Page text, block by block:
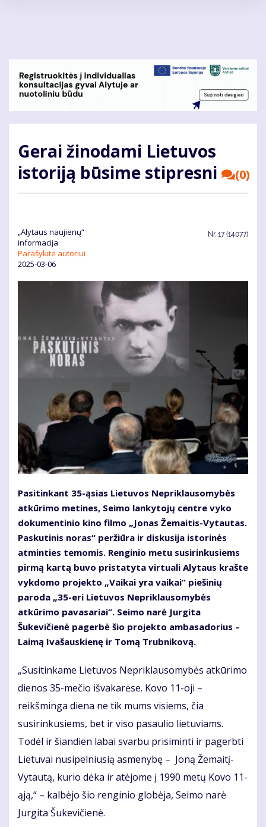
Gerai žinodami Lietuvos
istoriją būsime stipresni
(0)
„Alytaus naujienų“
informacija
Parašykite autoriui
2025-03-06
Nr. 17 (14077)
Pasitinkant 35-ąsias Lietuvos Nepriklausomybės
atkūrimo metines, Seimo lankytojų centre vyko
dokumentinio kino filmo „Jonas Žemaitis-Vytautas.
Paskutinis noras“ peržiūra ir diskusija istorinės
atminties temomis. Renginio metu susirinkusiems
pirmą kartą buvo pristatyta virtuali Alytaus krašte
vykdomo projekto „Vaikai yra vaikai“ piešinių
paroda „35-eri Lietuvos Nepriklausomybės
atkūrimo pavasariai“. Seimo narė Jurgita
Šukevičienė pagerbė šio projekto ambasadorius –
Laimą Ivašauskienę ir Tomą Trubnikovą.
„Susitinkame Lietuvos Nepriklausomybės atkūrimo
dienos 35-mečio išvakarėse. Kovo 11-oji –
reikšminga diena ne tik mums visiems, čia
susirinkusiems, bet ir viso pasaulio lietuviams.
Todėl ir šiandien labai svarbu prisiminti ir pagerbti
Lietuvai nusipelniusią asmenybę – Joną Žemaitį-
Vytautą, kurio dėka ir atėjome į 1990 metų Kovo 11-
ąją,“ – kalbėjo šio renginio globėja, Seimo narė
Jurgita Šukevičienė.